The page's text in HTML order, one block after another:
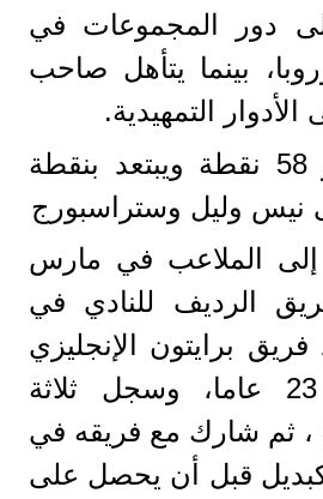
إلى دور المجموعات في
بينما يتأهل صاحب
الأدوار التمهيدية.
ويمتلك موناكو 58 نقطة ويبتعد بنقطة
نيس وليل وستراسبورج
إلى الملاعب في مارس
الرديف للنادي في
برايتون الإنجليزي
للشباب تحت 23 عاما، وسجل ثلاثة
، ثم شارك مع فريقه في
قبل أن يحصل على